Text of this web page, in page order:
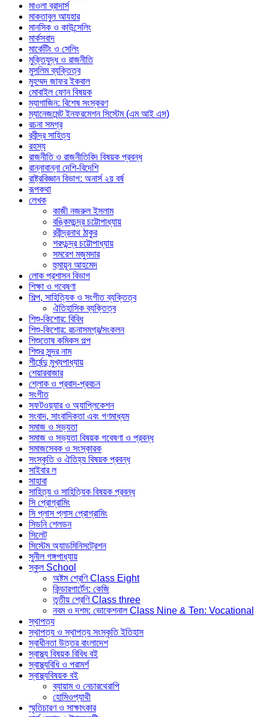
মাওলা ব্রাদার্স
মাকতাবুল আযহার
মানসিক ও কাউন্সেলিং
মার্কসবাদ
মার্কেটিং ও সেলিং
মুক্তিযুদ্ধ ও রাজনীতি
মুসলিম ব্যক্তিত্ব
মুহম্মদ জাফর ইকবাল
মোবাইল ফোন বিষয়ক
ম্যাগাজিন: বিশেষ সংস্করণ
ম্যানেজমেন্ট ইনফরমেশন সিস্টেম (এম আই এস)
রচনা সমগ্র
রবীন্দ্র সাহিত্য
রহস্য
রাজনীতি ও রাজনীতিবিদ বিষয়ক প্রবন্ধ
রান্নাবান্না দেশি-বিদেশি
রাষ্ট্রবিজ্ঞান বিভাগ: অনার্স ২য় বর্ষ
রূপকথা
লেখক
কাজী নজরুল ইসলাম
বঙ্কিমচন্দ্র চট্টোপাধ্যায়
রবীন্দ্রনাথ ঠাকুর
শরৎচন্দ্র চট্টোপাধ্যায়
সমরেশ মজুমদার
হুমায়ূন আহমেদ
লোক প্রশাসন বিভাগ
শিক্ষা ও গবেষণা
শিল্প, সাহিত্যিক ও সংগীত ব্যক্তিত্ব
ঐতিহাসিক ব্যক্তিত্ব
শিশু-কিশোর: বিবিধ
শিশু-কিশোর: রচনাসমগ্র/সংকলন
শিশুতোষ কমিকস গল্প
শিশুর সুন্দর নাম
শীর্ষেন্দু মুখ্যপাধ্যায়
শেয়ারবাজার
শ্লোক ও প্রবাদ-প্রবচন
সংগীত
সফটওয়্যার ও অ্যাপ্লিকেশন
সংবাদ, সাংবাদিকতা এবং গণমাধ্যম
সমাজ ও সভ্যতা
সমাজ ও সভ্যতা বিষয়ক গবেষণা ও প্রবন্ধ
সমাজসেবক ও সংস্কারক
সংস্কৃতি ও ঐতিহ্য বিষয়ক প্রবন্ধ
সাইবার ল
সাহাবা
সাহিত্য ও সাহিত্যিক বিষয়ক প্রবন্ধ
সি প্রোগ্রামিং
সি প্লাস প্লাস প্রোগ্রামিং
সিডনি শেলডন
সিলেট
সিস্টেম অ্যাডমিনিসট্রেশন
সুনীল গঙ্গপাধ্যায়
স্কুল School
অষ্টম শ্রেণি Class Eight
কিন্ডারগার্টেন: কেজি
তৃতীয় শ্রেণি Class three
নবম ও দশম: ভোকেশনাল Class Nine & Ten: Vocational
স্থাপত্য
স্থাপত্য ও স্থাপত্য সংস্কৃতি ইতিহাস
স্বাধীনতা উত্তর বাংলাদেশ
স্বাস্থ্য বিষয়ক বিবিধ বই
স্বাস্থ্যবিধি ও পরামর্শ
স্বাস্থ্যবিষয়ক বই
ব্যায়াম ও নেচারথেরাপি
হোমিওপ্যাথী
স্মৃতিচারণ ও সাক্ষাৎকার